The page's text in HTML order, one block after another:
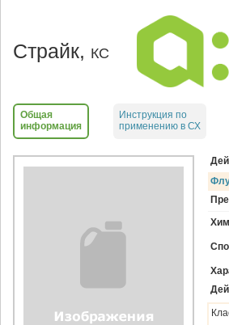
Страйк, КС
Общая
информация
Инструкция по
применению в СХ